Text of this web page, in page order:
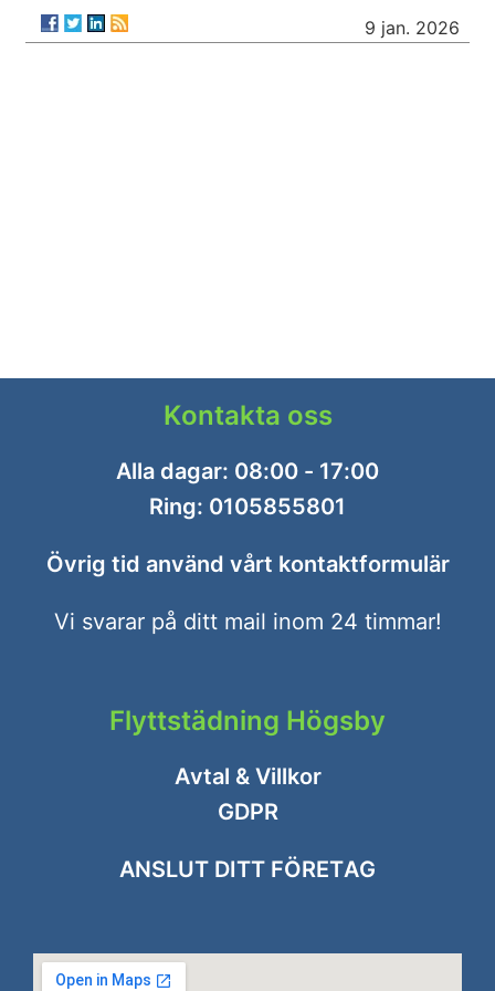
9 jan. 2026
Kontakta oss
Alla dagar: 08:00 - 17:00
Ring: 0105855801
Övrig tid använd vårt kontaktformulär
Vi svarar på ditt mail inom 24 timmar!
Flyttstädning Högsby
Avtal & Villkor
GDPR
ANSLUT DITT FÖRETAG